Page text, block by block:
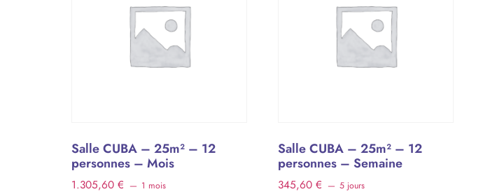
Salle CUBA – 25m² – 12
personnes – Mois
1.305,60 € 1 mois
Salle CUBA – 25m² – 12
personnes – Semaine
345,60 € 5 jours